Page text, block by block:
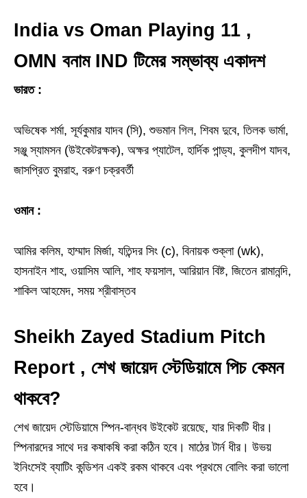
India vs Oman Playing 11 ,
OMN বনাম IND টিমের সম্ভাব্য একাদশ
ভারত :
অভিষেক শর্মা, সূর্যকুমার যাদব (সি), শুভমান গিল, শিবম দুবে, তিলক ভার্মা,
সঞ্জু স্যামসন (উইকেটরক্ষক), অক্ষর প্যাটেল, হার্দিক পান্ড্য, কুলদীপ যাদব,
জাসপ্রিত বুমরাহ, বরুণ চক্রবর্তী
ওমান :
আমির কলিম, হাম্মাদ মির্জা, যতিন্দর সিং (c), বিনায়ক শুক্লা (wk),
হাসনাইন শাহ, ওয়াসিম আলি, শাহ ফয়সাল, আরিয়ান বিষ্ট, জিতেন রামানন্দি,
শাকিল আহমেদ, সময় শ্রীবাস্তব
Sheikh Zayed Stadium Pitch
Report , শেখ জায়েদ স্টেডিয়ামে পিচ কেমন
থাকবে?
শেখ জায়েদ স্টেডিয়ামে স্পিন-বান্ধব উইকেট রয়েছে, যার দিকটি ধীর।
স্পিনারদের সাথে দর কষাকষি করা কঠিন হবে। মাঠের টার্ন ধীর। উভয়
ইনিংসেই ব্যাটিং কন্ডিশন একই রকম থাকবে এবং প্রথমে বোলিং করা ভালো
হবে।